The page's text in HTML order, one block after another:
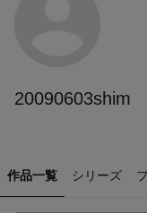
20090603shim
作品一覧 シリーズ